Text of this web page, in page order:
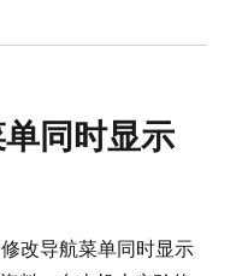
同时显示
改导航菜单同时显示